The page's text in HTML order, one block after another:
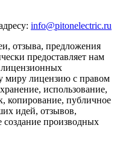
info@pitonelectric.ru
отзыва, предложения
предоставляет нам
миру лицензию с правом
использование,
копирование, публичное
идей, отзывов,
производных